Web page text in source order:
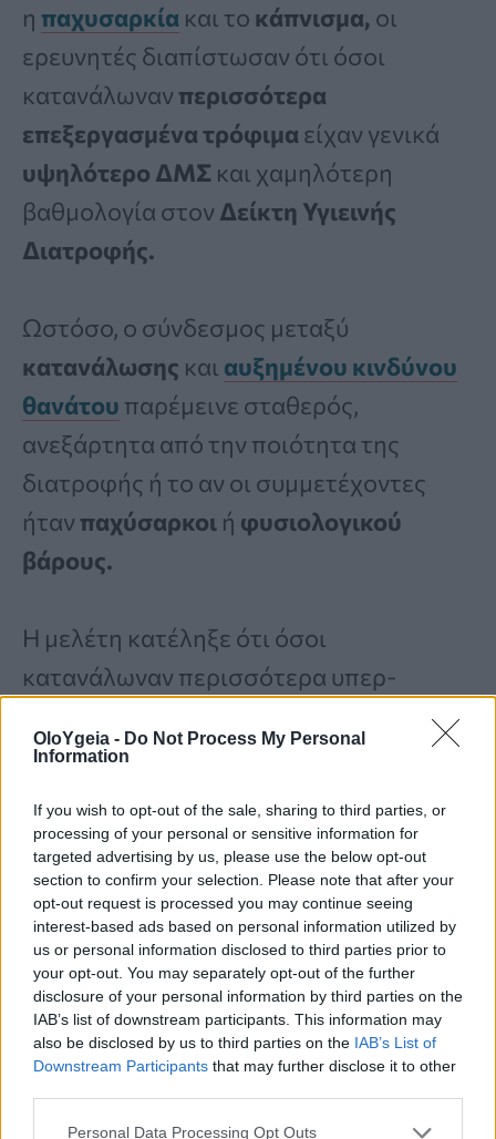
OloYgeia - Do Not Process My Personal
Information
If you wish to opt-out of the sale, sharing to third parties, or
processing of your personal or sensitive information for
targeted advertising by us, please use the below opt-out
section to confirm your selection. Please note that after your
opt-out request is processed you may continue seeing
interest-based ads based on personal information utilized by
us or personal information disclosed to third parties prior to
your opt-out. You may separately opt-out of the further
disclosure of your personal information by third parties on the
IAB’s list of downstream participants. This information may
also be disclosed by us to third parties on the IAB’s List of
Downstream Participants that may further disclose it to other
Personal Data Processing Opt Outs
η παχυσαρκία και το κάπνισμα, οι
ερευνητές διαπίστωσαν ότι όσοι
κατανάλωναν περισσότερα
επεξεργασμένα τρόφιμα είχαν γενικά
υψηλότερο ΔΜΣ και χαμηλότερη
βαθμολογία στον Δείκτη Υγιεινής
Διατροφής.
Ωστόσο, ο σύνδεσμος μεταξύ
κατανάλωσης και αυξημένου κινδύνου
θανάτου παρέμεινε σταθερός,
ανεξάρτητα από την ποιότητα της
διατροφής ή το αν οι συμμετέχοντες
ήταν παχύσαρκοι ή φυσιολογικού
βάρους.
Η μελέτη κατέληξε ότι όσοι
κατανάλωναν περισσότερα υπερ-
μεγαλύτερη πιθανότητα να πεθάνουν
λιγότερα.
Το μπαχαρικό που δρα ως στατίνη
ενάντια στην χοληστερίνη – Βελτιώνει
το σάκχαρο και τις φλεγμονές,
σύμφωνα με ειδικό
Υπερβολική κατανάλωση